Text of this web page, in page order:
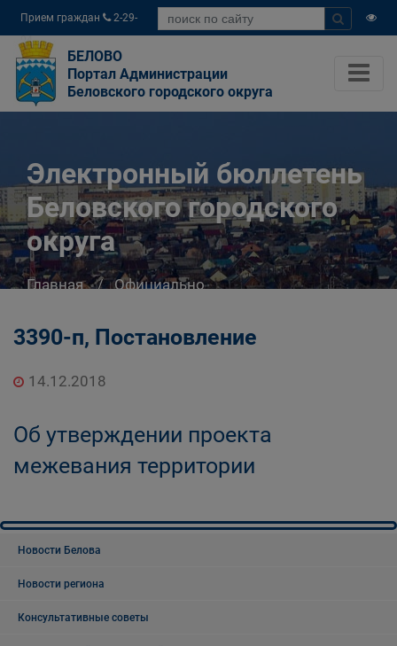
Прием граждан
2-29-
04
БЕЛОВО
Портал Администрации
Беловского городского округа
Электронный бюллетень
Беловского городского
округа
Главная
Официально
городского округа
3390-п, Постановление
14.12.2018
Об утверждении проекта
межевания территории
Новости Белова
Новости региона
Консультативные советы